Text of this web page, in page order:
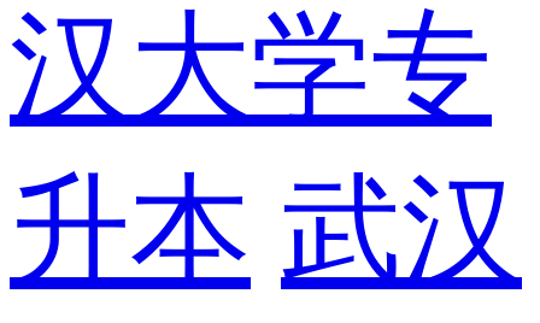
汉大学专
升本 武汉